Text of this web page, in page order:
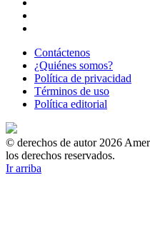
Contáctenos
¿Quiénes somos?
Política de privacidad
Términos de uso
Política editorial
© derechos de autor 2026
los derechos reservados.
Ir arriba